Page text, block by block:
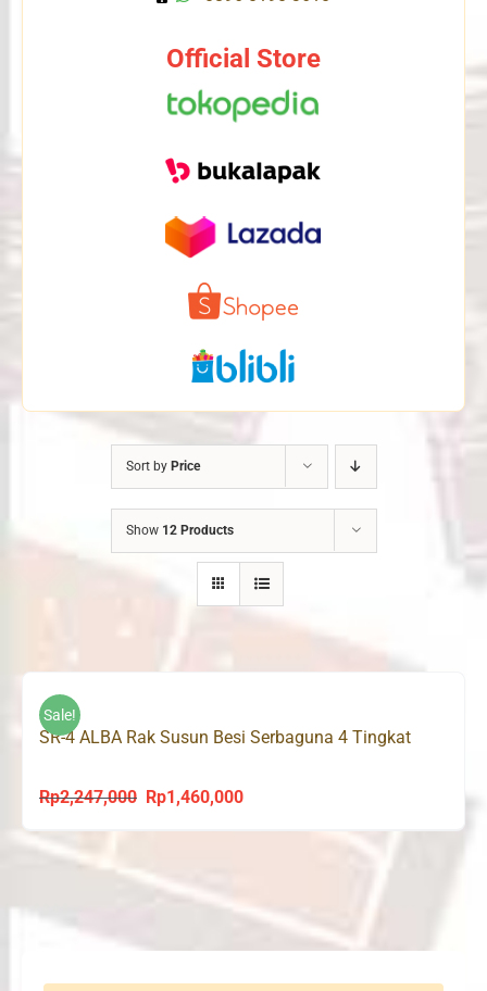
Official Store
Sort by Price
Show 12 Products
Sale!
SR-4 ALBA Rak Susun Besi Serbaguna 4 Tingkat
Rp2,247,000
Original
Rp2,247,000.
Rp1,460,000Current